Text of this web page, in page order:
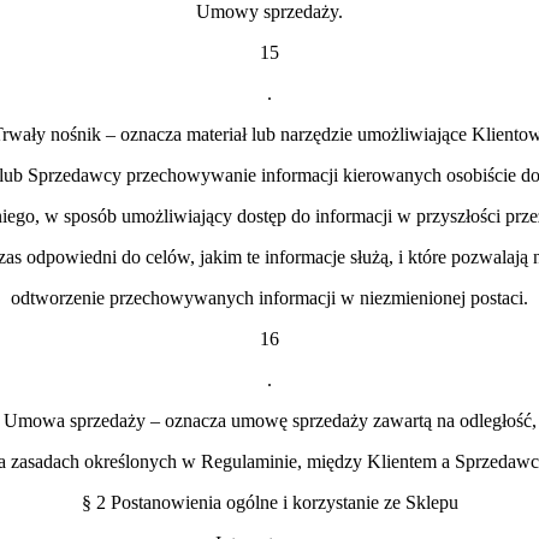
Umowy sprzedaży.
15
.
nośnik – oznacza materiał lub narzędzie umożliwiające
lub Sprzedawcy przechowywanie informacji kierowanych osobiście do
w sposób umożliwiający dostęp do informacji w przyszłości
odpowiedni do celów, jakim te informacje służą, i które pozwalają
odtworzenie przechowywanych informacji w niezmienionej postaci.
16
.
Umowa sprzedaży – oznacza umowę sprzedaży zawartą na odległość,
zasadach określonych w Regulaminie, między Klientem a
§ 2 Postanowienia ogólne i korzystanie ze Sklepu